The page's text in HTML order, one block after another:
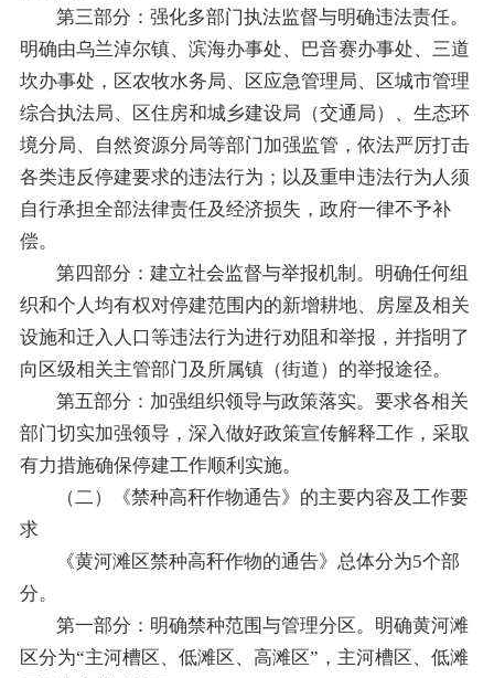
第三部分：强化多部门执法监督与明确违法责任。
明确由乌兰淖尔镇、滨海办事处、巴音赛办事处、三道
坎办事处，区农牧水务局、区应急管理局、区城市管理
综合执法局、区住房和城乡建设局（交通局）、生态环
境分局、自然资源分局等部门加强监管，依法严厉打击
各类违反停建要求的违法行为；以及重申违法行为人须
自行承担全部法律责任及经济损失，政府一律不予补
偿。
第四部分：建立社会监督与举报机制。明确任何组
织和个人均有权对停建范围内的新增耕地、房屋及相关
设施和迁入人口等违法行为进行劝阻和举报，并指明了
向区级相关主管部门及所属镇（街道）的举报途径。
第五部分：加强组织领导与政策落实。要求各相关
部门切实加强领导，深入做好政策宣传解释工作，采取
有力措施确保停建工作顺利实施。
（二）《禁种高秆作物通告》的主要内容及工作要
求
《黄河滩区禁种高秆作物的通告》总体分为5个部
分。
第一部分：明确禁种范围与管理分区。明确黄河滩
区分为“主河槽区、低滩区、高滩区”，主河槽区、低滩